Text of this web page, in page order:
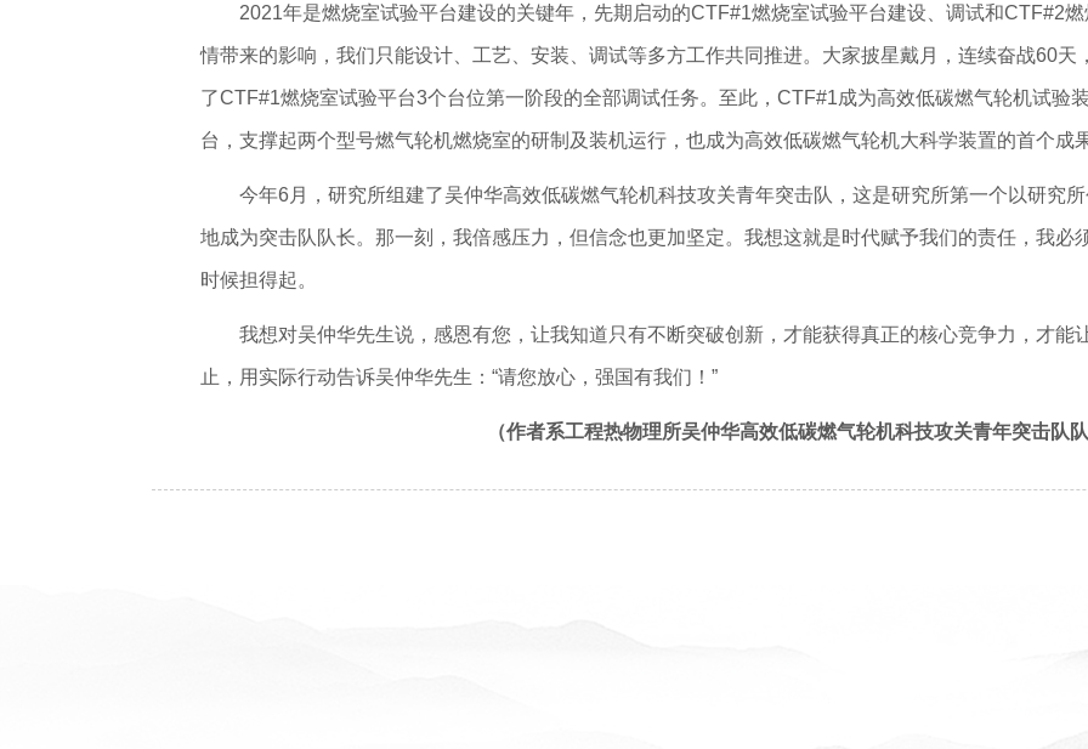
2021年是燃烧室试验平台建设的关键年，先期启动的CTF#1燃烧室试验平台建设、调试和CTF#2
情带来的影响，我们只能设计、工艺、安装、调试等多方工作共同推进。大家披星戴月，连续奋战60
了CTF#1燃烧室试验平台3个台位第一阶段的全部调试任务。至此，CTF#1成为高效低碳燃气轮机试验
台，支撑起两个型号燃气轮机燃烧室的研制及装机运行，也成为高效低碳燃气轮机大科学装置的首个成果
今年6月，研究所组建了吴仲华高效低碳燃气轮机科技攻关青年突击队，这是研究所第一个以研究
地成为突击队队长。那一刻，我倍感压力，但信念也更加坚定。我想这就是时代赋予我们的责任，我必
时候担得起。
我想对吴仲华先生说，感恩有您，让我知道只有不断突破创新，才能获得真正的核心竞争力，才能
止，用实际行动告诉吴仲华先生：“请您放心，强国有我们！”
（作者系工程热物理所吴仲华高效低碳燃气轮机科技攻关青年突击队